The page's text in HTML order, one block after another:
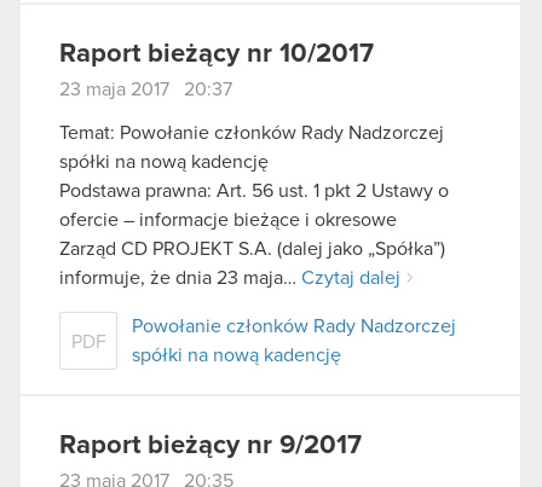
Raport bieżący nr 10/2017
23 maja 2017 20:37
Temat: Powołanie członków Rady Nadzorczej
spółki na nową kadencję
Podstawa prawna: Art. 56 ust. 1 pkt 2 Ustawy o
ofercie – informacje bieżące i okresowe
Zarząd CD PROJEKT S.A. (dalej jako „Spółka”)
informuje, że dnia 23 maja… Czytaj dalej
PDF
Powołanie członków Rady Nadzorczej
spółki na nową kadencję
Raport bieżący nr 9/2017
23 maja 2017 20:35